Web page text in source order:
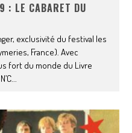
: LE CABARET DU
exclusivité du festival les
France). Avec
fort du monde du Livre
...